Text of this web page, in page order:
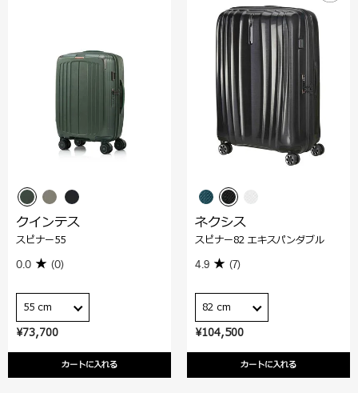
¥73,700
カートに入れる
クインテス
スピナー55
0.0 (0)
55 cm
¥104,500
カートに入れる
ネクシス
スピナー82 エキスパンダブル
4.9 (7)
82 cm